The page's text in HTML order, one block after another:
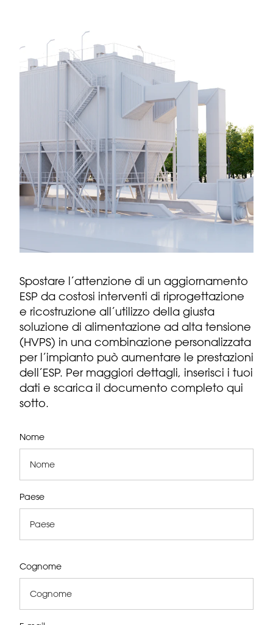
Spostare l’attenzione di un aggiornamento
ESP da costosi interventi di riprogettazione
e ricostruzione all’utilizzo della giusta
soluzione di alimentazione ad alta tensione
(HVPS) in una combinazione personalizzata
per l’impianto può aumentare le prestazioni
dell’ESP. Per maggiori dettagli, inserisci i tuoi
dati e scarica il documento completo qui
sotto.
Nome
Paese
Cognome